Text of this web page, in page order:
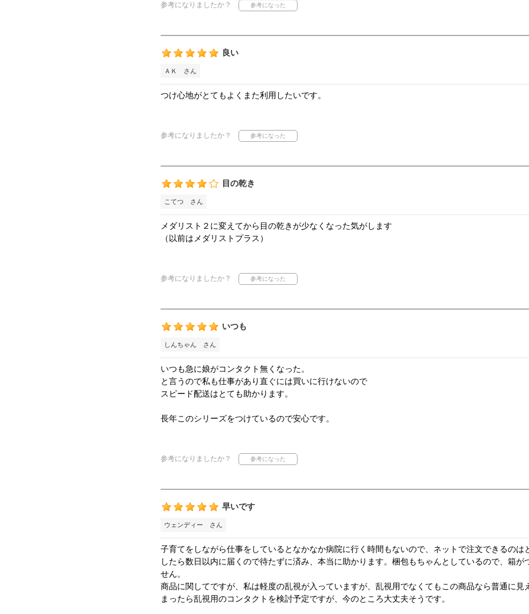
参考になりましたか？
良い
ＡＫ さん
つけ心地がとてもよくまた利用したいです。
参考になりましたか？
目の乾き
こてつ さん
メダリスト２に変えてから目の乾きが少なくなった気がします
（以前はメダリストプラス）
参考になりましたか？
いつも
しんちゃん さん
いつも急に娘がコンタクト無くなった。
と言うので私も仕事があり直ぐには買いに行けないので
スピード配送はとても助かります。
長年このシリーズをつけているので安心です。
参考になりましたか？
早いです
ウェンディー さん
子育てをしながら仕事をしているとなかなか病院に行く時間もないので、ネットで注文できるのは
したら数日以内に届くので待たずに済み、本当に助かります。梱包もちゃんとしているので、箱が
せん。
商品に関してですが、私は軽度の乱視が入っていますが、乱視用でなくてもこの商品なら普通に見
まったら乱視用のコンタクトを検討予定ですが、今のところ大丈夫そうです。